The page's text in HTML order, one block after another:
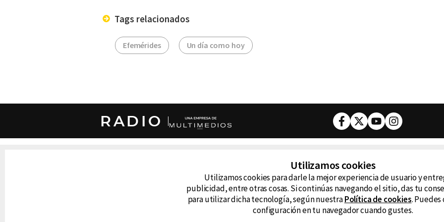
Tags relacionados
Efemérides Un día como hoy
RADIO Facebook
TwitterYoutubeInstagram
cualquier medio electrónico o magnético.
D99
La Caliente
Utilizamos cookies
Utilizamos cookies para darle la mejor experiencia de usuario y
publicidad, entre otras cosas. Si continúas navegando el sitio, das tu
para utilizar dicha tecnología, según nuestraPolítica de cookies. Puedes
configuración en tu navegador cuando gustes.